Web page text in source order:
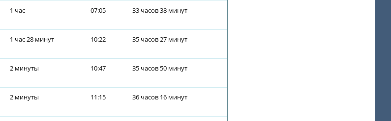
1 час 07:05 33 часов 38 минут
1 час 28 минут 10:22 35 часов 27 минут
2 минуты 10:47 35 часов 50 минут
2 минуты 11:15 36 часов 16 минут